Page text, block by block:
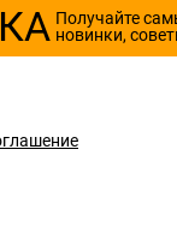
Получайте
новинки,